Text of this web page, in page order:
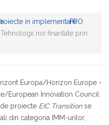
in implementarePRO
noi finantate prin
Europa/Horizon Europe -
European Innovation Council
proiecte EIC Transitionse
din categoria IMM-urilor,